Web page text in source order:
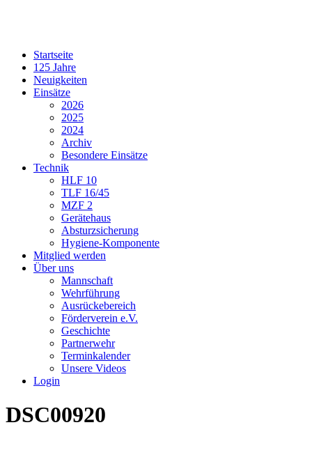
Startseite
125 Jahre
Neuigkeiten
Einsätze
2026
2025
2024
Archiv
Besondere Einsätze
Technik
HLF 10
TLF 16/45
MZF 2
Gerätehaus
Absturzsicherung
Hygiene-Komponente
Mitglied werden
Über uns
Mannschaft
Wehrführung
Ausrückebereich
Förderverein e.V.
Geschichte
Partnerwehr
Terminkalender
Unsere Videos
Login
DSC00920